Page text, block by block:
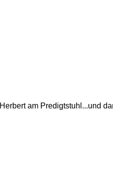
Herbert am Predigtstuhl...und